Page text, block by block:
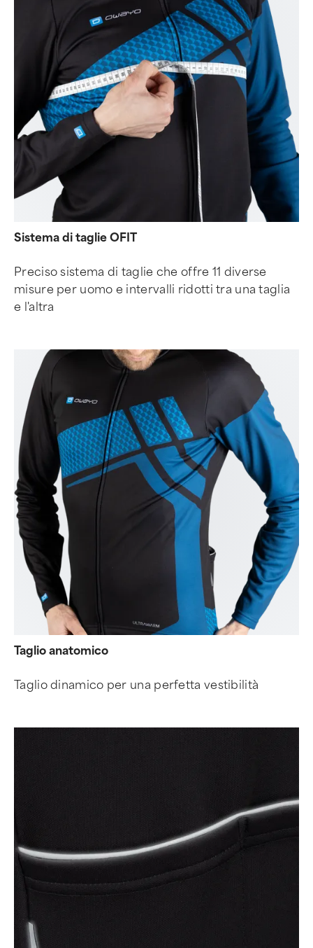
Sistema di taglie OFIT
Preciso sistema di taglie che offre 11 diverse
misure per uomo e intervalli ridotti tra una taglia
e l'altra
Taglio anatomico
Taglio dinamico per una perfetta vestibilità